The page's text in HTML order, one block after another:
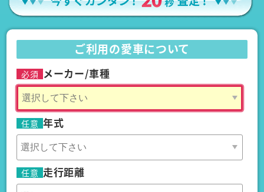
ご利用の愛車について
必須 メーカー/車種
任意 年式
任意 走行距離